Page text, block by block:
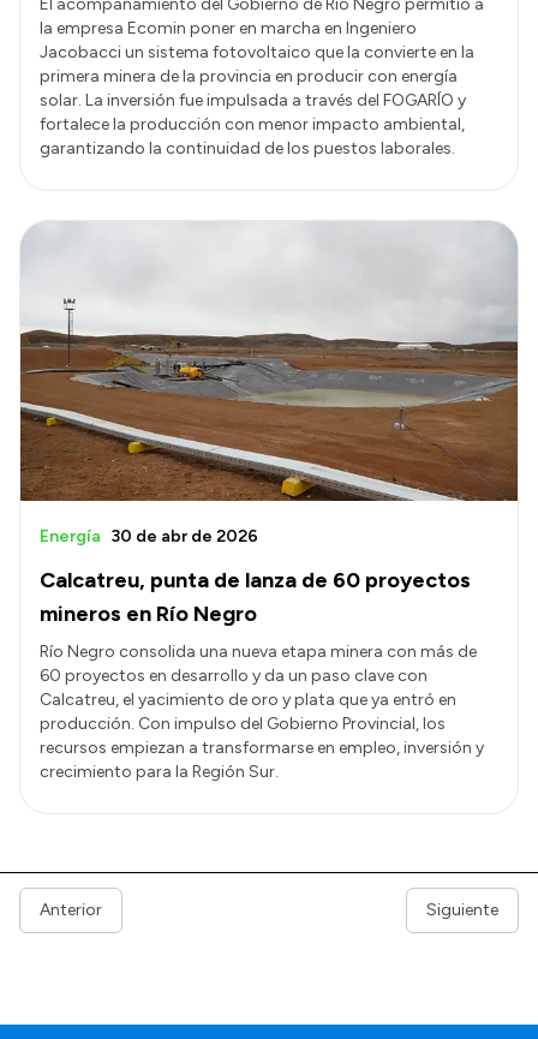
El acompañamiento del Gobierno de Río Negro permitió a
la empresa Ecomin poner en marcha en Ingeniero
Jacobacci un sistema fotovoltaico que la convierte en la
primera minera de la provincia en producir con energía
solar. La inversión fue impulsada a través del FOGARÍO y
fortalece la producción con menor impacto ambiental,
garantizando la continuidad de los puestos laborales.
Calcatreu, punta de lanza de 60 proyectos
mineros en Río Negro
Energía 30 de abr de 2026
Río Negro consolida una nueva etapa minera con más de
60 proyectos en desarrollo y da un paso clave con
Calcatreu, el yacimiento de oro y plata que ya entró en
producción. Con impulso del Gobierno Provincial, los
recursos empiezan a transformarse en empleo, inversión y
crecimiento para la Región Sur.
Anterior Siguiente